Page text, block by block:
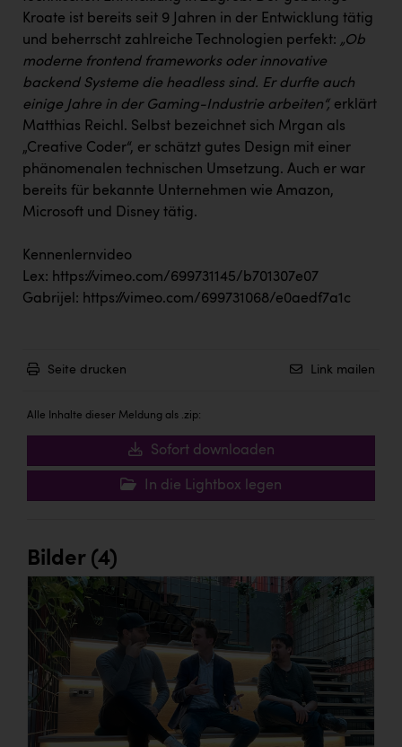
Kroate ist bereits seit 9 Jahren in der Entwicklung tätig
und beherrscht zahlreiche Technologien perfekt: „Ob
moderne frontend frameworks oder innovative
backend Systeme die headless sind. Er durfte auch
einige Jahre in der Gaming-Industrie arbeiten“, erklärt
Matthias Reichl. Selbst bezeichnet sich Mrgan als
„Creative Coder“, er schätzt gutes Design mit einer
phänomenalen technischen Umsetzung. Auch er war
bereits für bekannte Unternehmen wie Amazon,
Microsoft und Disney tätig.
Kennenlernvideo
Lex: https://vimeo.com/699731145/b701307e07
Gabrijel: https://vimeo.com/699731068/e0aedf7a1c
Seite drucken Link mailen
Alle Inhalte dieser Meldung als .zip:
Sofort downloaden
In die Lightbox legen
Bilder (4)